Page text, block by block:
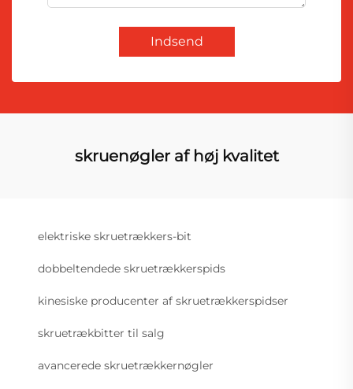
Indsend
skruenøgler af høj kvalitet
elektriske skruetrækkers-bit
dobbeltendede skruetrækkerspids
kinesiske producenter af skruetrækkerspidser
skruetrækbitter til salg
avancerede skruetrækkernøgler